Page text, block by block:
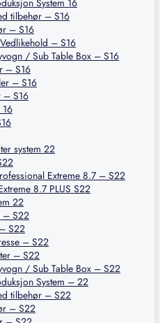
System 16
tilbehør – S16
– S16
Vedlikehold – S16
/ Sub Table Box – S16
– S16
– S16
– S16
16
system 22
Extreme 8.7 – S22
8.7 PLUS S22
22
– S22
S22
– S22
– S22
/ Sub Table Box – S22
System – 22
tilbehør – S22
– S22